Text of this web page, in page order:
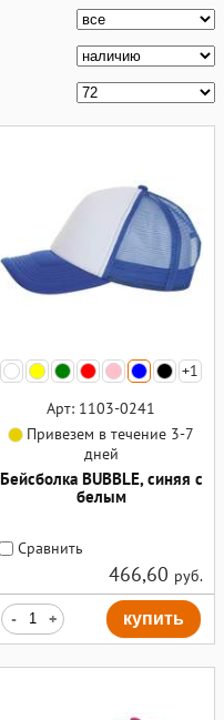
+1
Арт: 1103-0241
Привезем в течение 3-7
дней
Бейсболка BUBBLE, синяя с
белым
Сравнить
466,60 руб.
- + купить